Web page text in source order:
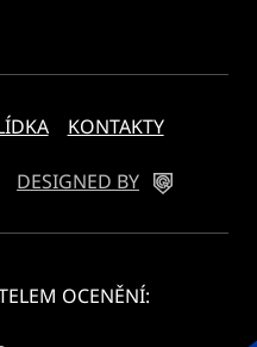
KONTAKTY
DESIGNED BY
OCENĚNÍ: